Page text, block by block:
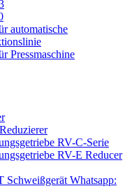
automatische
Pressmaschine
RV-C-Serie
RV-E Reducer
Whatsapp: